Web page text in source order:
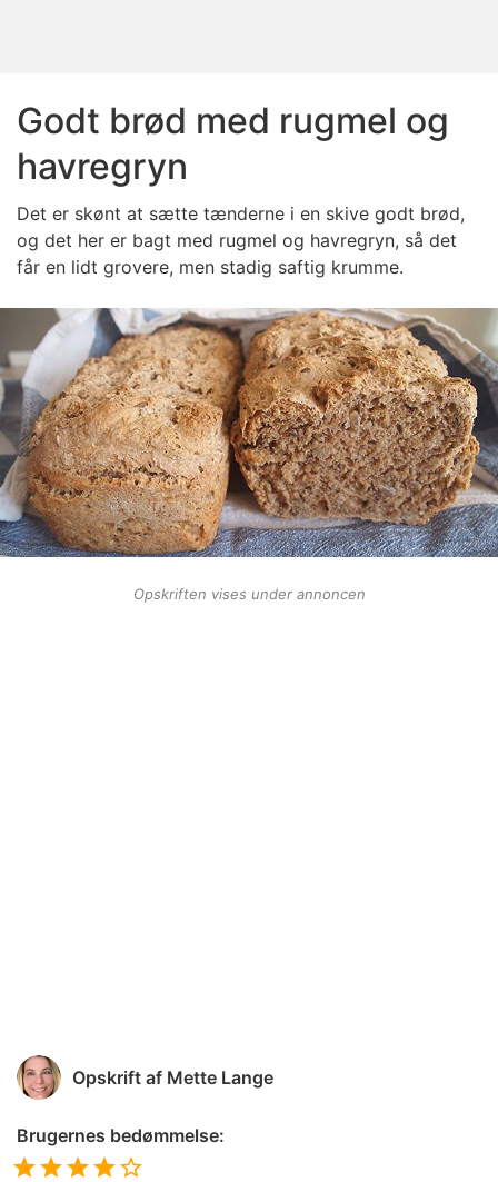
Godt brød med rugmel og
havregryn
Det er skønt at sætte tænderne i en skive godt brød,
og det her er bagt med rugmel og havregryn, så det
får en lidt grovere, men stadig saftig krumme.
Opskriften vises under annoncen
Opskrift af Mette Lange
Brugernes bedømmelse: